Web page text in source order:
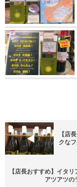
【店
クな
【店長おすすめ】イタ
アツアツの